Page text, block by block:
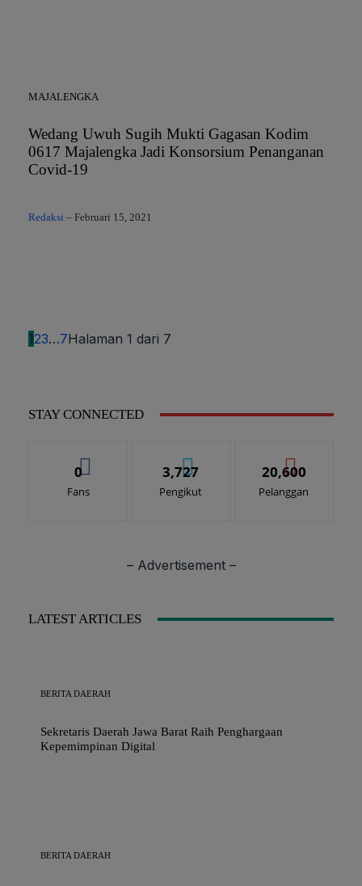
MAJALENGKA
Wedang Uwuh Sugih Mukti Gagasan Kodim
0617 Majalengka Jadi Konsorsium Penanganan
Covid-19
Redaksi – Februari 15, 2021
123…7Halaman 1 dari 7
STAY CONNECTED
0
Fans
3,727
Pengikut
20,600
Pelanggan
– Advertisement –
LATEST ARTICLES
BERITA DAERAH
Sekretaris Daerah Jawa Barat Raih Penghargaan
Kepemimpinan Digital
BERITA DAERAH